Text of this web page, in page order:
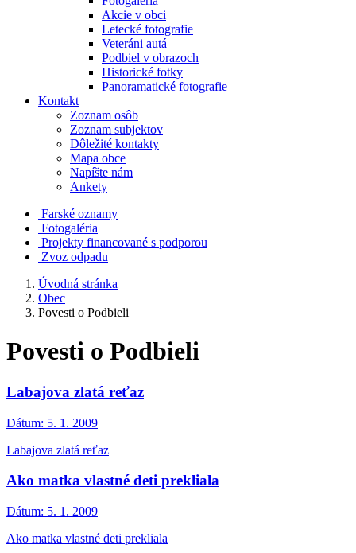
Akcie v obci
Letecké fotografie
Veteráni autá
Podbiel v obrazoch
Historické fotky
Panoramatické fotografie
Kontakt
Zoznam osôb
Zoznam subjektov
Dôležité kontakty
Mapa obce
Napíšte nám
Ankety
Farské oznamy
Fotogaléria
Projekty financované s podporou
Zvoz odpadu
Úvodná stránka
Obec
Povesti o Podbieli
Povesti o Podbieli
Labajova zlatá reťaz
Dátum: 5. 1. 2009
Labajova zlatá reťaz
Ako matka vlastné deti prekliala
Dátum: 5. 1. 2009
Ako matka vlastné deti prekliala